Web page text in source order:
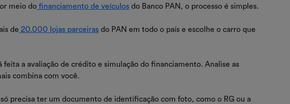
meio do financiamento de veículos do Banco PAN, o processo é simples.
de 20.000 lojas parceiras do PAN em todo o país e escolhe o carro que
feita a avaliação de crédito e simulação do financiamento. Analise as
combina com você.
precisa ter um documento de identificação com foto, como o RG ou a